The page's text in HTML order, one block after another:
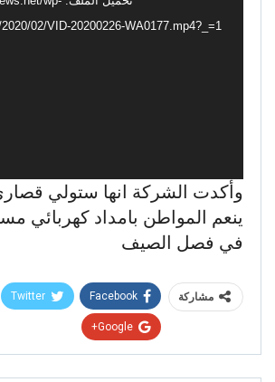
02/VID-20200226-WA0177.mp4?_=1
وأكدت الشركة انها ستولي
ينعم المواطن بامداد كهربائي
في فصل الصيف
مشاركة Facebook
Twitter
Google+